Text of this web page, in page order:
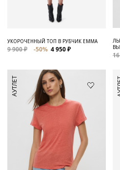
УКОРОЧЕННЫЙ ТОП В РУБЧИК EMMA
9 900 ₽ -50% 4 950 ₽
АУТЛЕТ